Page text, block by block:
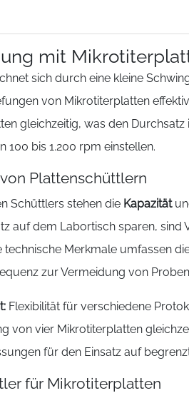
mit
sich durch eine kleine
von Mikrotiterplatten
gleichzeitig, was den
100 bis 1.200 rpm einstellen.
Plattenschüttlern
Schüttlers stehen die Kapazität
auf dem Labortisch sparen, sind
Merkmale umfassen
zur Vermeidung von
Flexibilität für verschiedene
von vier Mikrotiterplatten
für den Einsatz auf
für Mikrotiterplatten